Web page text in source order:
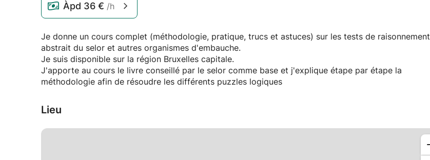
Àpd 36 € /h
Je donne un cours complet (méthodologie, pratique, trucs et astuces) sur les tests de raisonnement
abstrait du selor et autres organismes d'embauche.
Je suis disponible sur la région Bruxelles capitale.
J'apporte au cours le livre conseillé par le selor comme base et j'explique étape par étape la
méthodologie afin de résoudre les différents puzzles logiques
Lieu